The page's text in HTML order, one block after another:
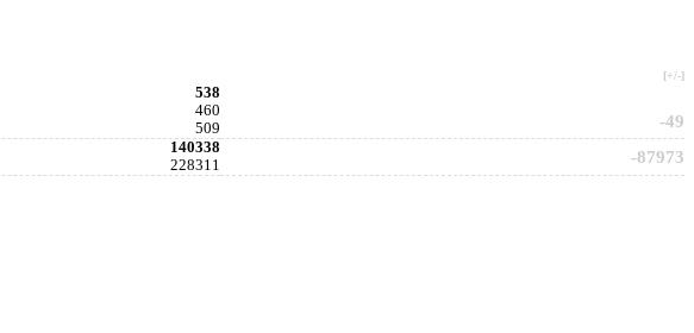
[+/-]
538
460
509
-49
140338
228311
-87973